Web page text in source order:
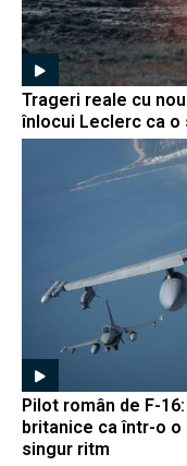
Trageri reale cu
înlocui Leclerc ca
Pilot român de F-
britanice ca într-o o
singur ritm